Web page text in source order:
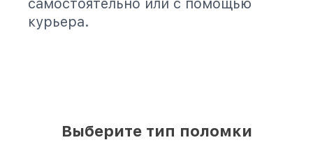
самостоятельно или с помощью
курьера.
Выберите тип поломки